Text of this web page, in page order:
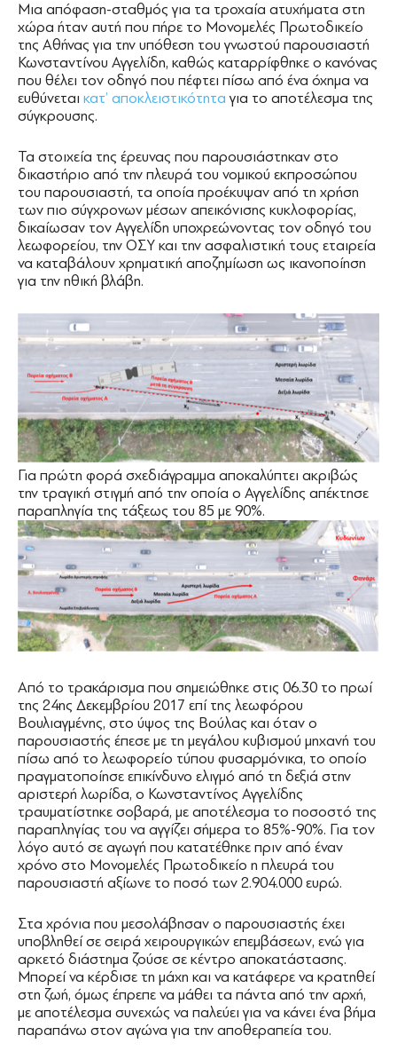
Μια απόφαση-σταθμός για τα τροχαία ατυχήματα στη
χώρα ήταν αυτή που πήρε το Μονομελές Πρωτοδικείο
της Αθήνας για την υπόθεση του γνωστού παρουσιαστή
Κωνσταντίνου Αγγελίδη, καθώς καταρρίφθηκε ο κανόνας
που θέλει τον οδηγό που πέφτει πίσω από ένα όχημα να
ευθύνεται κατ’ αποκλειστικότητα για το αποτέλεσμα της
σύγκρουσης.
Τα στοιχεία της έρευνας που παρουσιάστηκαν στο
δικαστήριο από την πλευρά του νομικού εκπροσώπου
του παρουσιαστή, τα οποία προέκυψαν από τη χρήση
των πιο σύγχρονων μέσων απεικόνισης κυκλοφορίας,
δικαίωσαν τον Αγγελίδη υποχρεώνοντας τον οδηγό του
λεωφορείου, την ΟΣΥ και την ασφαλιστική τους εταιρεία
να καταβάλουν χρηματική αποζημίωση ως ικανοποίηση
για την ηθική βλάβη.
Για πρώτη φορά σχεδιάγραμμα αποκαλύπτει ακριβώς
την τραγική στιγμή από την οποία ο Αγγελίδης απέκτησε
παραπληγία της τάξεως του 85 με 90%.
Από το τρακάρισμα που σημειώθηκε στις 06.30 το πρωί
της 24ης Δεκεμβρίου 2017 επί της λεωφόρου
Βουλιαγμένης, στο ύψος της Βούλας και όταν ο
παρουσιαστής έπεσε με τη μεγάλου κυβισμού μηχανή του
πίσω από το λεωφορείο τύπου φυσαρμόνικα, το οποίο
πραγματοποίησε επικίνδυνο ελιγμό από τη δεξιά στην
αριστερή λωρίδα, ο Κωνσταντίνος Αγγελίδης
τραυματίστηκε σοβαρά, με αποτέλεσμα το ποσοστό της
παραπληγίας του να αγγίζει σήμερα το 85%-90%. Για τον
λόγο αυτό σε αγωγή που κατατέθηκε πριν από έναν
χρόνο στο Μονομελές Πρωτοδικείο η πλευρά του
παρουσιαστή αξίωνε το ποσό των 2.904.000 ευρώ.
Στα χρόνια που μεσολάβησαν ο παρουσιαστής έχει
υποβληθεί σε σειρά χειρουργικών επεμβάσεων, ενώ για
αρκετό διάστημα ζούσε σε κέντρο αποκατάστασης.
Μπορεί να κέρδισε τη μάχη και να κατάφερε να κρατηθεί
στη ζωή, όμως έπρεπε να μάθει τα πάντα από την αρχή,
με αποτέλεσμα συνεχώς να παλεύει για να κάνει ένα βήμα
παραπάνω στον αγώνα για την αποθεραπεία του.